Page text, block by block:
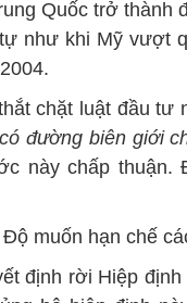
Quốc trở thành
như khi Mỹ vượt
chặt luật đầu
đường biên giới
này chấp thuận.
Độ muốn hạn chế
định rời Hiệp